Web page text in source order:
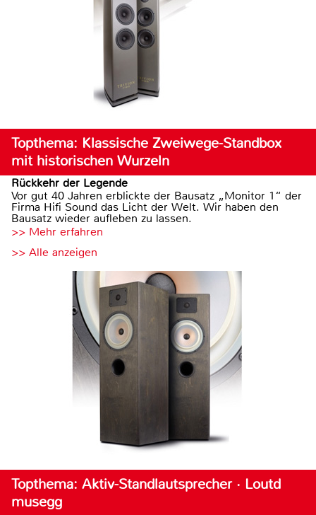
Topthema: Klassische Zweiwege-Standbox
mit historischen Wurzeln
Rückkehr der Legende
Vor gut 40 Jahren erblickte der Bausatz „Monitor 1“ der
Firma Hifi Sound das Licht der Welt. Wir haben den
Bausatz wieder aufleben zu lassen.
>> Mehr erfahren
>> Alle anzeigen
Topthema: Aktiv-Standlautsprecher · Loutd
musegg